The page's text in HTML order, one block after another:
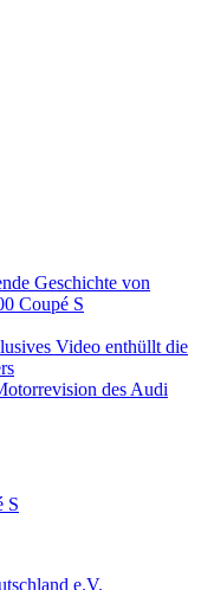
Geschichte von
Coupé S
Video enthüllt die
des Audi
S